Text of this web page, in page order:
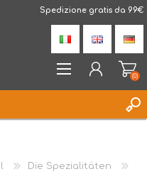
Spedizione gratis da 99€
(0)
Die Spezialitäten